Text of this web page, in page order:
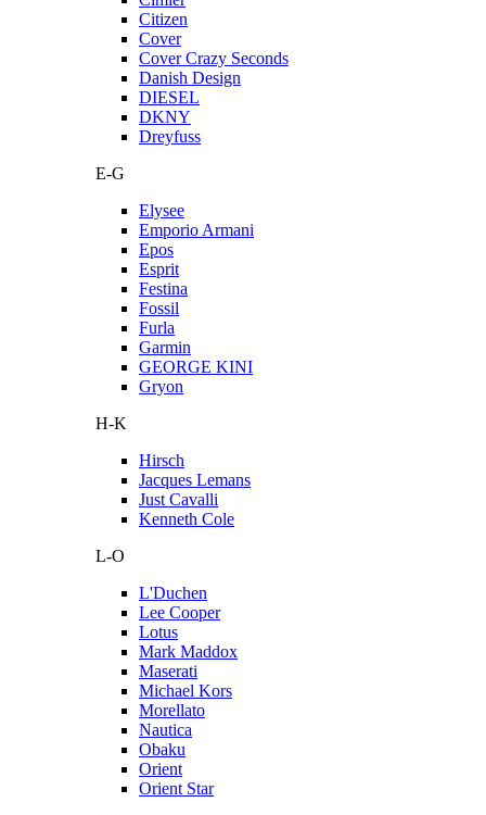
Citizen
Cover
Cover Crazy Seconds
Danish Design
DIESEL
DKNY
Dreyfuss
E-G
Elysee
Emporio Armani
Epos
Esprit
Festina
Fossil
Furla
Garmin
GEORGE KINI
Gryon
H-K
Hirsch
Jacques Lemans
Just Cavalli
Kenneth Cole
L-O
L'Duchen
Lee Cooper
Lotus
Mark Maddox
Maserati
Michael Kors
Morellato
Nautica
Obaku
Orient
Orient Star